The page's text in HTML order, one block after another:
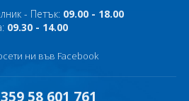
- Петък: 09.00 - 18.00
09.30 - 14.00
ни във Facebook
58 601 761